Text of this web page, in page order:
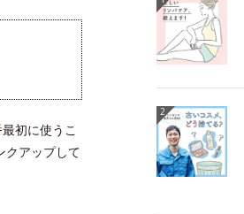
初に使うこ
クアップして